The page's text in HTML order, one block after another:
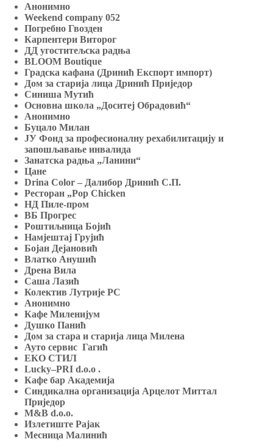
Анонимно
Weekend company 052
Погребно Гвозден
Карпентери Виторог
ДД угоститељска радња
BLOOM Boutique
Градска кафана (Дринић Експорт импорт)
Дом за старија лица Дринић Приједор
Синиша Мутић
Основна школа „Доситеј Обрадовић“
Анонимно
Буцало Милан
ЈУ Фонд за професионалну рехабилитацију и
запошљавање инвалида
Занатска радња „Ланини“
Цане
Drina Color – Далибор Дринић С.П.
Ресторан „Pop Chicken
НД Пиле-пром
ВБ Прогрес
Роштиљница Бојић
Намјештај Грујић
Бојан Дејановић
Влатко Анушић
Дрена Вила
Саша Лазић
Колектив Лутрије РС
Анонимно
Кафе Миленијум
Душко Панић
Дом за стара и старија лица Милена
Ауто сервис Гагић
ЕКО СТИЛ
Lucky–PRI d.o.o .
Кафе бар Академија
Синдикална организација Арцелот Миттал
Приједор
M&B d.o.o.
Излетиште Рајак
Месница Малинић